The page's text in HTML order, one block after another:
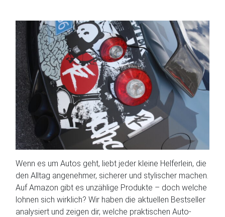
Wenn es um Autos geht, liebt jeder kleine Helferlein, die
den Alltag angenehmer, sicherer und stylischer machen.
Auf Amazon gibt es unzählige Produkte – doch welche
lohnen sich wirklich? Wir haben die aktuellen Bestseller
analysiert und zeigen dir, welche praktischen Auto-